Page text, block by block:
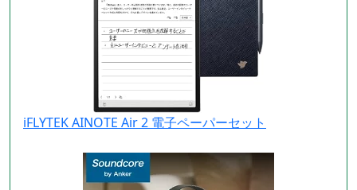
iFLYTEK AINOTE Air 2 電子ペーパーセット